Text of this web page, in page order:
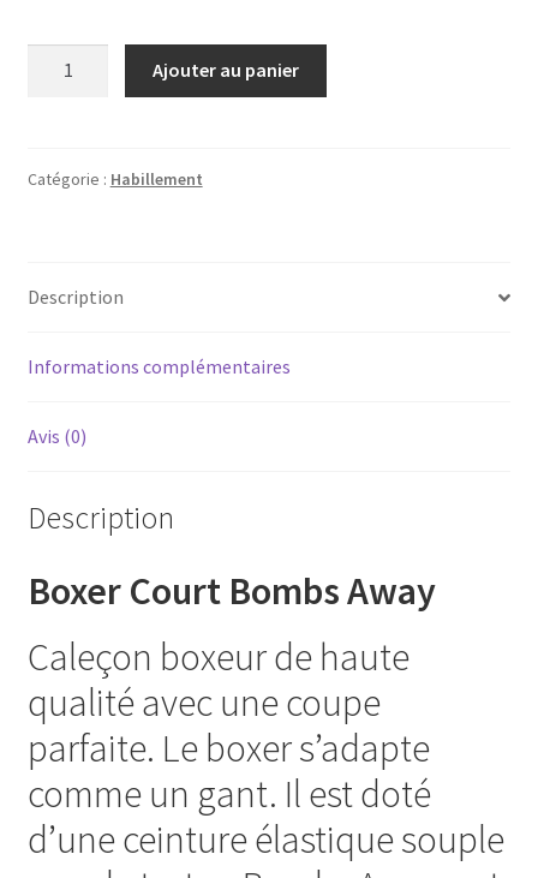
BOMBS
Ajouter au panier
Catégorie : Habillement
Description
Informations complémentaires
Avis (0)
Description
Boxer Court Bombs Away
Caleçon boxeur de haute
qualité avec une coupe
parfaite. Le boxer s’adapte
comme un gant. Il est doté
d’une ceinture élastique souple